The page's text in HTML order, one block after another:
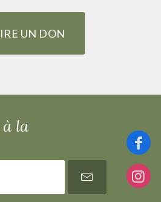
UN DON
la